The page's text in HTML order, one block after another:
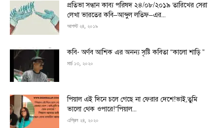
প্রতিভা সন্ধান কাব্য পরিষদ ২৪/০৮/২০১৯ তারিখের সেরা
লেখা ভারতের কবি–আব্দুল লতিফ–এর...
আগস্ট ২৪, ২০১৯
কবি- অর্ণব আশিক এর অনন্য সৃষ্টি কবিতা “কালো শাড়ি ”
মার্চ ১৩, ২০২০
পিয়াল এই দিনে চলে গেছে না ফেরার দেশে!ভাই,তুমি
ভালো থেক ওপারে!“পিয়াল...
এপ্রিল ২৪, ২০২০